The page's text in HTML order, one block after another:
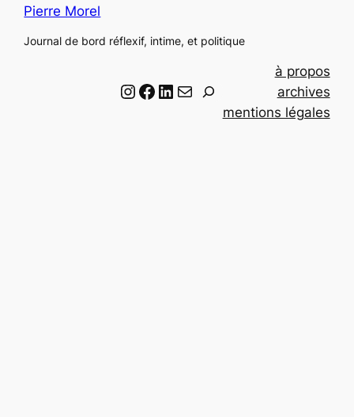
Pierre Morel
Journal de bord réflexif, intime, et politique
Instagram Facebook LinkedIn Email
à propos
archives
mentions légales